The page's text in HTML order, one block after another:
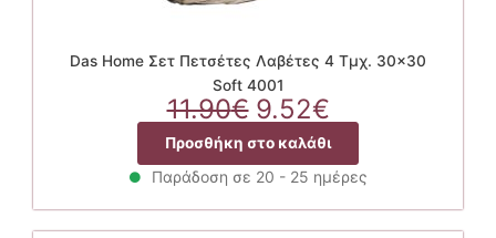
Das Home Σετ Πετσέτες Λαβέτες 4 Τμχ. 30×30
Soft 4001
11.90€ Original
price
was:
11.90€.
9.52€Η
τρέχουσα
τιμή
είναι:
9.52€.
Προσθήκη στο καλάθι
Παράδοση σε 20 - 25 ημέρες